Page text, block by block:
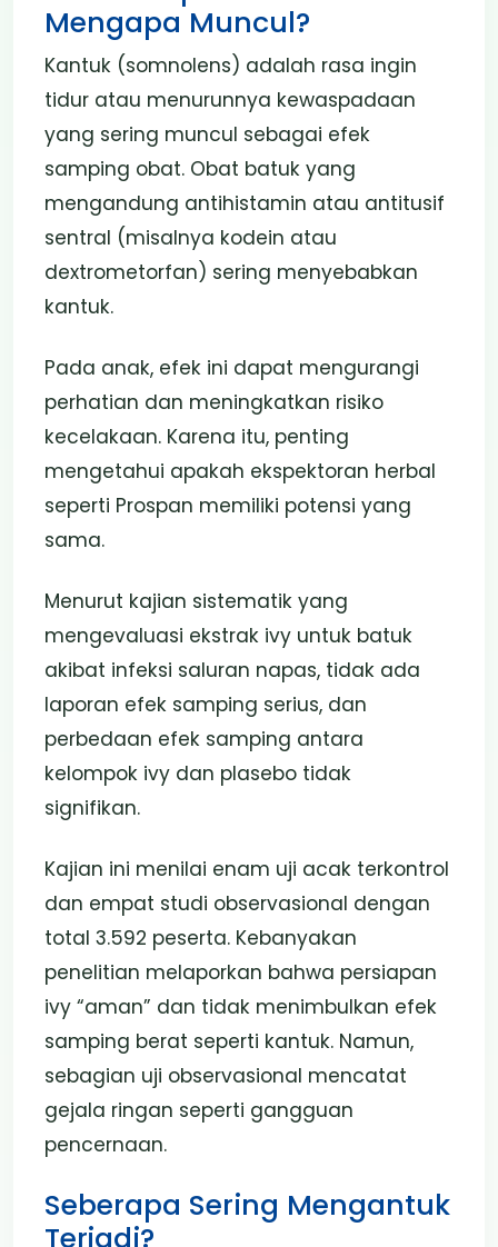
Mengapa Muncul?
Kantuk (somnolens) adalah rasa ingin
tidur atau menurunnya kewaspadaan
yang sering muncul sebagai efek
samping obat. Obat batuk yang
mengandung antihistamin atau antitusif
sentral (misalnya kodein atau
dextrometorfan) sering menyebabkan
kantuk.
Pada anak, efek ini dapat mengurangi
perhatian dan meningkatkan risiko
kecelakaan. Karena itu, penting
mengetahui apakah ekspektoran herbal
seperti Prospan memiliki potensi yang
sama.
Menurut kajian sistematik yang
mengevaluasi ekstrak ivy untuk batuk
akibat infeksi saluran napas, tidak ada
laporan efek samping serius, dan
perbedaan efek samping antara
kelompok ivy dan plasebo tidak
signifikan.
Kajian ini menilai enam uji acak terkontrol
dan empat studi observasional dengan
total 3.592 peserta. Kebanyakan
penelitian melaporkan bahwa persiapan
ivy “aman” dan tidak menimbulkan efek
samping berat seperti kantuk. Namun,
sebagian uji observasional mencatat
gejala ringan seperti gangguan
pencernaan.
Seberapa Sering Mengantuk
Terjadi?